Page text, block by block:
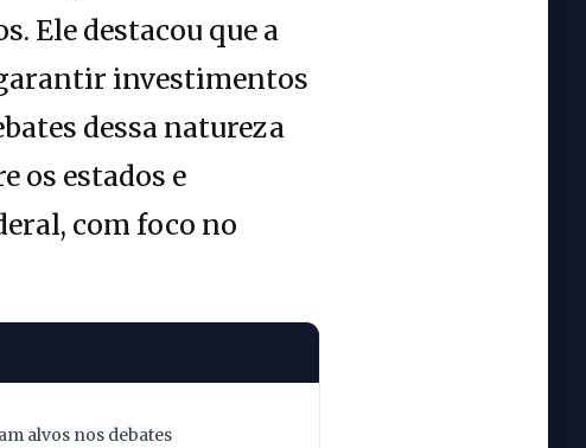
Ele destacou que a
investimentos
dessa natureza
os estados e
com foco no
alvos nos debates